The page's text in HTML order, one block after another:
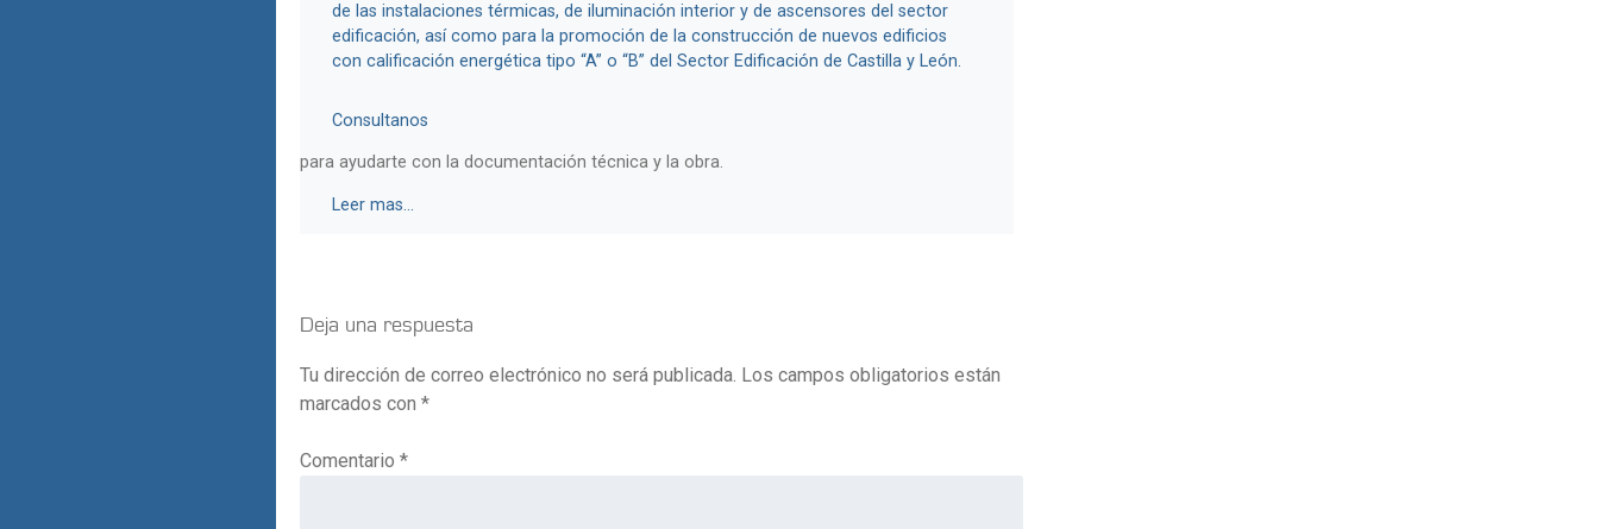
de las instalaciones térmicas, de iluminación interior y de ascensores del sector
edificación, así como para la promoción de la construcción de nuevos edificios
con calificación energética tipo “A” o “B” del Sector Edificación de Castilla y León.
Consultanos
para ayudarte con la documentación técnica y la obra.
Leer mas...
Deja una respuesta
Tu dirección de correo electrónico no será publicada. Los campos obligatorios están
marcados con *
Comentario *